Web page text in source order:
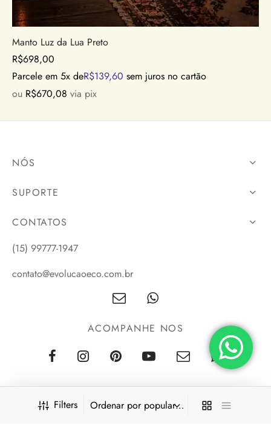
Filters
Manto Luz da Lua Preto
R$698,00
Parcele em 5x deR$139,60 sem juros no cartão
ou R$670,08 via pix
ACOMPANHE NOS
SUPORTE
CONTATOS
(15) 99777-1947
contato@evolucaoeco.com.br
NÓS